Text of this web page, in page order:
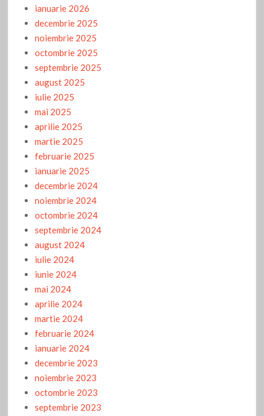
ianuarie 2026
decembrie 2025
noiembrie 2025
octombrie 2025
septembrie 2025
august 2025
iulie 2025
mai 2025
aprilie 2025
martie 2025
februarie 2025
ianuarie 2025
decembrie 2024
noiembrie 2024
octombrie 2024
septembrie 2024
august 2024
iulie 2024
iunie 2024
mai 2024
aprilie 2024
martie 2024
februarie 2024
ianuarie 2024
decembrie 2023
noiembrie 2023
octombrie 2023
septembrie 2023